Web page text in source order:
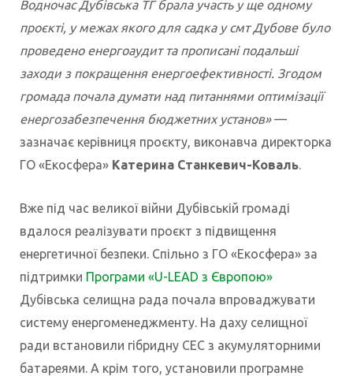
Водночас Дубівська ТГ брала участь у ще одному
проєкті, у межах якого для садка у смт Дубове було
проведено енергоаудит та прописані подальші
заходи з покращення енергоефективності. Згодом
громада почала думати над питаннями оптимізації
енергозабезпечення бюджетних установ»—
зазначає керівниця проєкту, виконавча директорка
ГО «Екосфера» Катерина Станкевич-Коваль.
Вже під час великої війни Дубівській громаді
вдалося реалізувати проєкт з підвищення
енергетичної безпеки. Спільно з ГО «Екосфера» за
підтримки Програми «U-LEAD з Європою»
Дубівська селищна рада почала впроваджувати
систему енергоменеджменту. На даху селищної
ради встановили гібридну СЕС з акумуляторними
батареями. А крім того, установили програмне